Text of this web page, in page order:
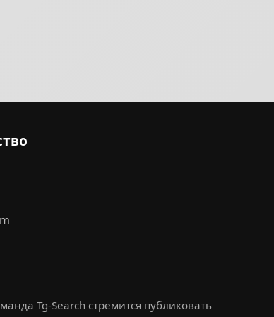
Tg-Search стремится публиковать